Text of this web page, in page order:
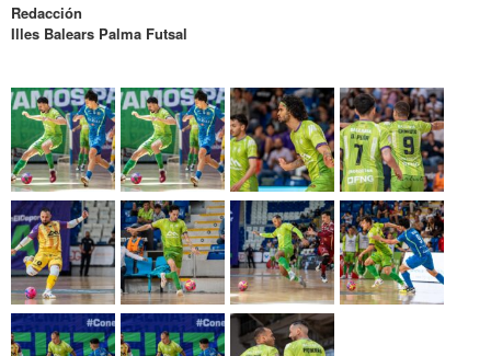
Redacción
Illes Balears Palma Futsal